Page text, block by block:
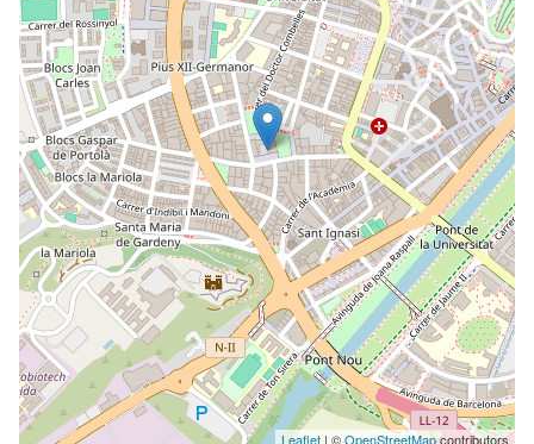
Leaflet | ©OpenStreetMapcontributors